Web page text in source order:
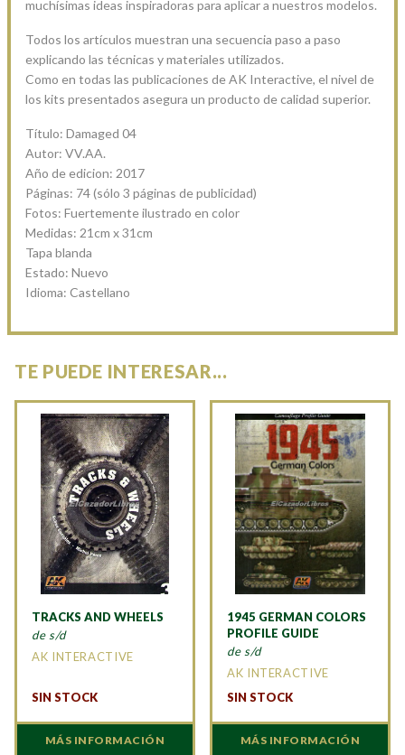
muchísimas ideas inspiradoras para aplicar a nuestros modelos.
Todos los artículos muestran una secuencia paso a paso
explicando las técnicas y materiales utilizados.
Como en todas las publicaciones de AK Interactive, el nivel de
los kits presentados asegura un producto de calidad superior.
Título: Damaged 04
Autor: VV.AA.
Año de edicion: 2017
Páginas: 74 (sólo 3 páginas de publicidad)
Fotos: Fuertemente ilustrado en color
Medidas: 21cm x 31cm
Tapa blanda
Estado: Nuevo
Idioma: Castellano
TE PUEDE INTERESAR...
TRACKS AND WHEELS
de s/d
AK INTERACTIVE
SIN STOCK
MÁS INFORMACIÓN
1945 GERMAN COLORS
PROFILE GUIDE
de s/d
AK INTERACTIVE
SIN STOCK
MÁS INFORMACIÓN